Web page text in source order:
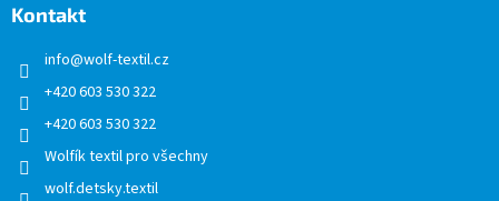
Kontakt
info@wolf-textil.cz
+420 603 530 322
+420 603 530 322
Wolfík textil pro všechny
wolf.detsky.textil